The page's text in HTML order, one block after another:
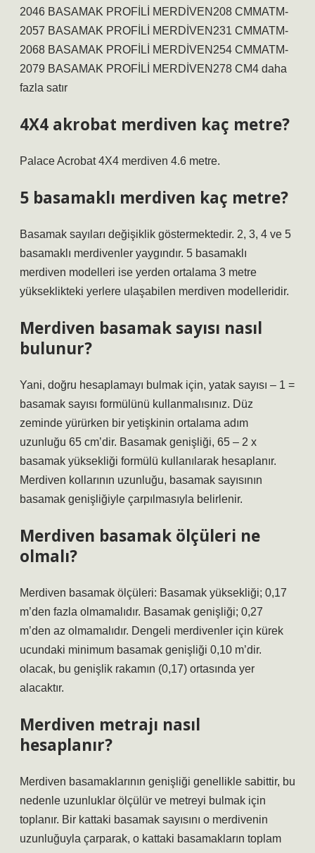
2046 BASAMAK PROFİLİ MERDİVEN208 CMMATM-
2057 BASAMAK PROFİLİ MERDİVEN231 CMMATM-
2068 BASAMAK PROFİLİ MERDİVEN254 CMMATM-
2079 BASAMAK PROFİLİ MERDİVEN278 CM4 daha
fazla satır
4X4 akrobat merdiven kaç metre?
Palace Acrobat 4X4 merdiven 4.6 metre.
5 basamaklı merdiven kaç metre?
Basamak sayıları değişiklik göstermektedir. 2, 3, 4 ve 5
basamaklı merdivenler yaygındır. 5 basamaklı
merdiven modelleri ise yerden ortalama 3 metre
yükseklikteki yerlere ulaşabilen merdiven modelleridir.
Merdiven basamak sayısı nasıl
bulunur?
Yani, doğru hesaplamayı bulmak için, yatak sayısı – 1 =
basamak sayısı formülünü kullanmalısınız. Düz
zeminde yürürken bir yetişkinin ortalama adım
uzunluğu 65 cm’dir. Basamak genişliği, 65 – 2 x
basamak yüksekliği formülü kullanılarak hesaplanır.
Merdiven kollarının uzunluğu, basamak sayısının
basamak genişliğiyle çarpılmasıyla belirlenir.
Merdiven basamak ölçüleri ne
olmalı?
Merdiven basamak ölçüleri: Basamak yüksekliği; 0,17
m’den fazla olmamalıdır. Basamak genişliği; 0,27
m’den az olmamalıdır. Dengeli merdivenler için kürek
ucundaki minimum basamak genişliği 0,10 m’dir.
olacak, bu genişlik rakamın (0,17) ortasında yer
alacaktır.
Merdiven metrajı nasıl
hesaplanır?
Merdiven basamaklarının genişliği genellikle sabittir, bu
nedenle uzunluklar ölçülür ve metreyi bulmak için
toplanır. Bir kattaki basamak sayısını o merdivenin
uzunluğuyla çarparak, o kattaki basamakların toplam